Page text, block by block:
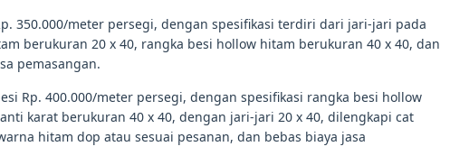
350.000/meter persegi, dengan spesifikasi terdiri dari jari-jari pada
berukuran 20 x 40, rangka besi hollow hitam berukuran 40 x 40, dan
pemasangan.
Rp. 400.000/meter persegi, dengan spesifikasi rangka besi hollow
karat berukuran 40 x 40, dengan jari-jari 20 x 40, dilengkapi cat
hitam dop atau sesuai pesanan, dan bebas biaya jasa